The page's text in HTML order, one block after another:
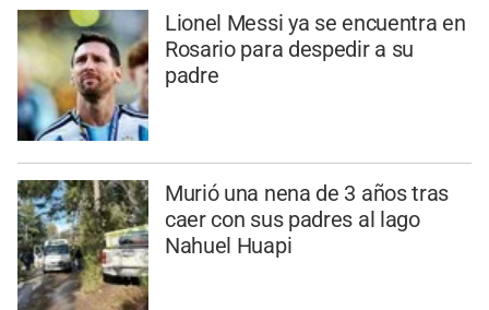
Lionel Messi ya se encuentra en
Rosario para despedir a su
padre
Murió una nena de 3 años tras
caer con sus padres al lago
Nahuel Huapi